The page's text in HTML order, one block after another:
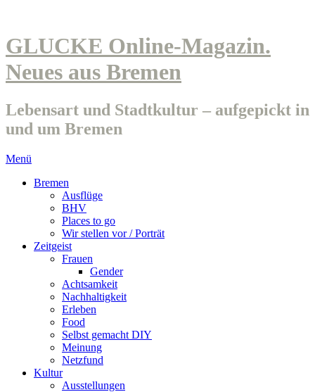
GLUCKE Online-Magazin.
Neues aus Bremen
Lebensart und Stadtkultur – aufgepickt in
und um Bremen
Menü
Bremen
Ausflüge
BHV
Places to go
Wir stellen vor / Porträt
Zeitgeist
Frauen
Gender
Achtsamkeit
Nachhaltigkeit
Erleben
Food
Selbst gemacht DIY
Meinung
Netzfund
Kultur
Ausstellungen